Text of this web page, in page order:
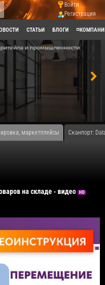
Войти
Регистрация
СТАТЬИ БЛОГИ
маркетплейсы Сканпорт:
на складе - видео HD